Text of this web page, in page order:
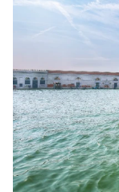
Аренда